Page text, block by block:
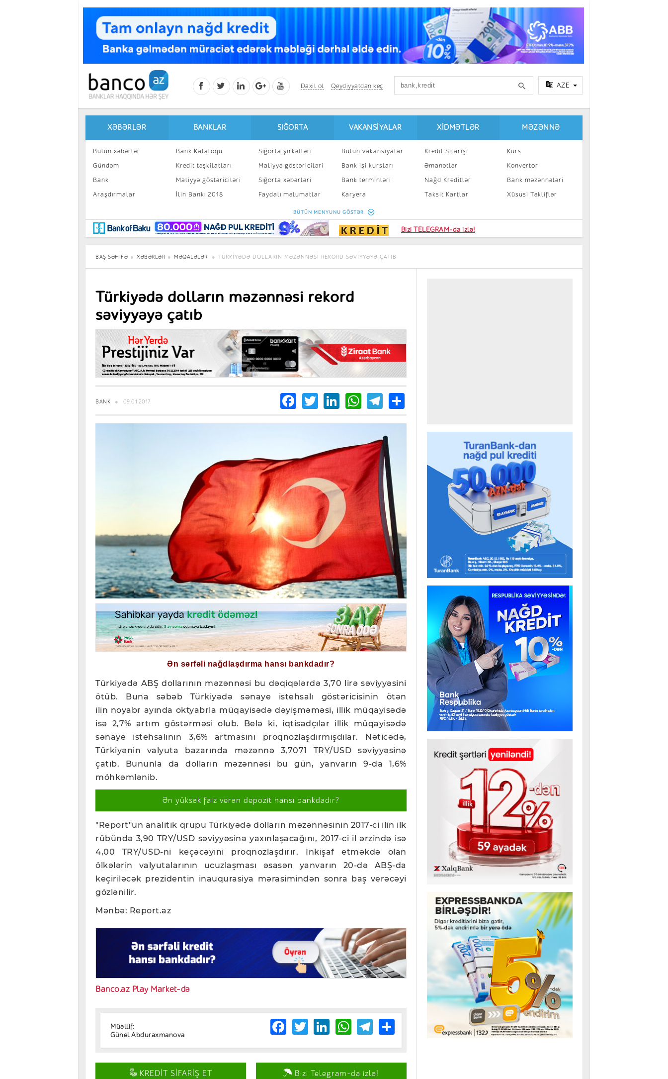
Daxil ol Qeydiyyatdan keç AZE
XƏBƏRLƏR
Bütün xəbərlər
Gündəm
Bank
Araşdırmalar
Maraqlı
BancoTV
Müsahibə
BANKLAR
Bank Kataloqu
Kredit təşkilatları
Maliyyə göstəriciləri
İlin Bankı 2018
SIĞORTA
Sığorta şirkətləri
Maliyyə göstəriciləri
Sığorta xəbərləri
Faydalı məlumatlar
Sığorta kalkulyatoru
VAKANSIYALAR
Bütün vakansiyalar
Bank işi kursları
Bank terminləri
Karyera
Peşakar inkişaf
XIDMƏTLƏR
Kredit Sifarişi
Əmanətlər
Nağd Kreditlər
Taksit Kartlar
Kart sifarişi
MƏZƏNNƏ
Kurs
Konvertor
Bank məzənnələri
Xüsusi Təkliflər
BÜTÜN MENYUNU GÖSTƏR
Bizi TELEGRAM-da izlə!
BAŞ SƏHIFƏ XƏBƏRLƏR MƏQALƏLƏR TÜRKIYƏDƏ DOLLARIN MƏZƏNNƏSI REKORD SƏVIYYƏYƏ ÇATIB
Türkiyədə dolların məzənnəsi rekord
səviyyəyə çatıb
BANK 09.01.2017 Facebook
TwitterLinkedIn
WhatsApp
Telegram
Share
Ən sərfəli nağdlaşdırma hansı bankdadır?
Türkiyədə ABŞ dollarının məzənnəsi bu dəqiqələrdə 3,70 lirə səviyyəsini
ötüb. Buna səbəb Türkiyədə sənaye istehsalı göstəricisinin ötən
ilin noyabr ayında oktyabrla müqayisədə dəyişməməsi, illik müqayisədə
isə 2,7% artım göstərməsi olub. Belə ki, iqtisadçılar illik müqayisədə
sənaye istehsalının 3,6% artmasını proqnozlaşdırmışdılar. Nəticədə,
Türkiyənin valyuta bazarında məzənnə 3,7071 TRY/USD səviyyəsinə
çatıb. Bununla da dolların məzənnəsi bu gün, yanvarın 9-da 1,6%
möhkəmlənib.
Ən yüksək faiz verən depozit hansı bankdadır?
"Report"un analitik qrupu Türkiyədə dolların məzənnəsinin 2017-ci ilin ilk
rübündə 3,90 TRY/USD səviyyəsinə yaxınlaşacağını, 2017-ci il ərzində isə
4,00 TRY/USD-ni keçəcəyini proqnozlaşdırır. İnkişaf etməkdə olan
ölkələrin valyutalarının ucuzlaşması əsasən yanvarın 20-də ABŞ-da
keçiriləcək prezidentin inauqurasiya mərasimindən sonra baş verəcəyi
gözlənilir.
Mənbə: Report.az
Banco.az Play Market-də
Müəllif:
Günel Abduraxmanova
Facebook
TwitterLinkedIn
WhatsApp
Telegram
Share
KREDİT SİFARİŞ ET Bizi Telegram-da izlə!